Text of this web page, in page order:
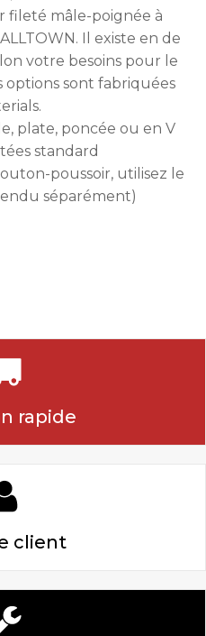
fileté mâle-poignée à
Il existe en de
votre besoins pour le
sont fabriquées
plate, poncée ou en V
standard
poussoir, utilisez le
séparément)
rapide
client